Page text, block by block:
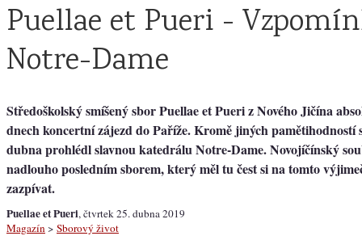
Puellae et Pueri -
Notre-Dame
Středoškolský smíšený sbor Puellae et Pueri z Nového Jičína
dnech koncertní zájezd do Paříže. Kromě jiných pamětihodností
dubna prohlédl slavnou katedrálu Notre-Dame. Novojíčínský
nadlouho posledním sborem, který měl tu čest si na tomto
zazpívat.
Puellae et Pueri, čtvrtek 25. dubna 2019
Magazín > Sborový život